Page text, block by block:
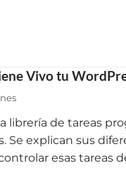
Vivo tu
librería de tareas
explican sus
esas tareas